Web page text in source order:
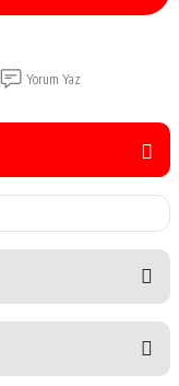
Yorum Yaz